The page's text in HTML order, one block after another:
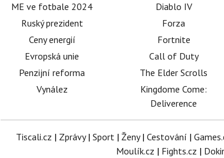
ME ve fotbale 2024
Ruský prezident
Ceny energií
Evropská unie
Penzijní reforma
Vynález
Diablo IV
Forza
Fortnite
Call of Duty
The Elder Scrolls
Kingdome Come:
Deliverence
Tiscali.cz | Zprávy| Sport| Ženy| Cestování |
Moulík.cz | Fights.cz |